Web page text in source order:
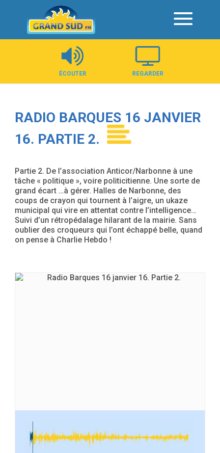
Panneau de gestion des cookies
ÉCOUTER REGARDER
RADIO BARQUES 16 JANVIER
16. PARTIE 2.
Partie 2. De l’association Anticor/Narbonne à une
tâche « politique », voire politicitienne. Une sorte de
grand écart …à gérer. Halles de Narbonne, des
coups de crayon qui tournent à l’aigre, un ukaze
municipal qui vire en attentat contre l’intelligence…
Suivi d’un rétropédalage hilarant de la mairie. Sans
oublier des croqueurs qui l’ont échappé belle, quand
on pense à Charlie Hebdo !